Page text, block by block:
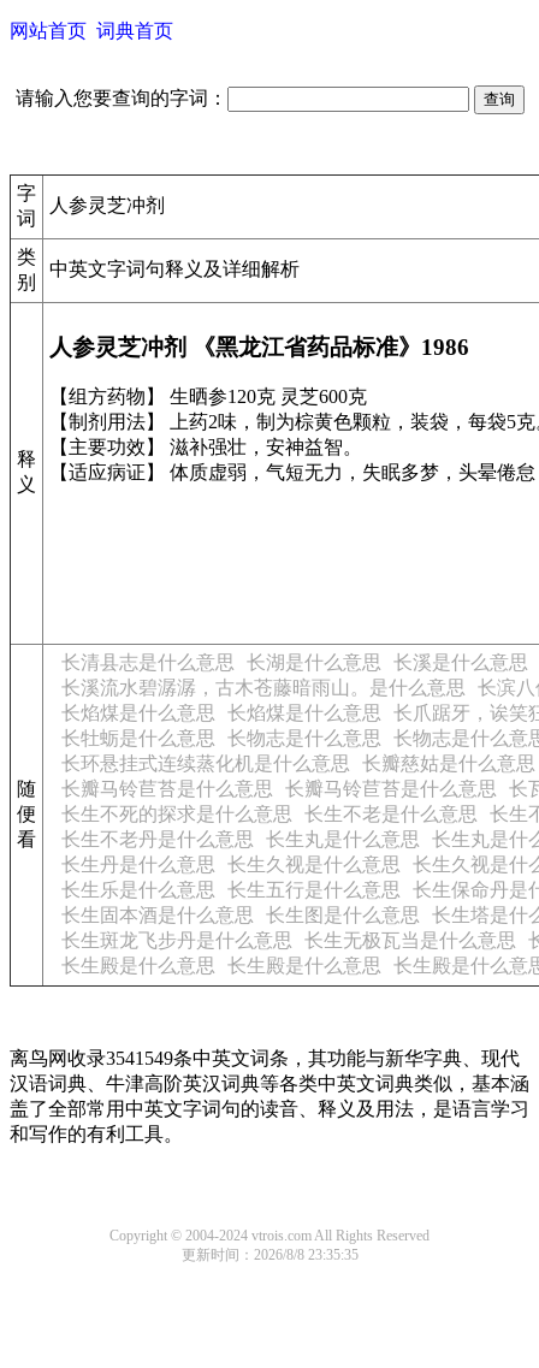
网站首页 词典首页
请输入您要查询的字词：
字
词
人参灵芝冲剂
类
别
中英文字词句释义及详细解析
释
义
人参灵芝冲剂 《黑龙江省药品标准》1986
【组方药物】 生晒参120克 灵芝600克
【制剂用法】 上药2味，制为棕黄色颗粒，装袋，每袋5
【主要功效】 滋补强壮，安神益智。
【适应病证】 体质虚弱，气短无力，失眠多梦，头晕倦
随
便
看
长清县志是什么意思 长湖是什么意思
长溪是什么意思
长溪流水碧潺潺，古木苍藤暗雨山。是什么意思
长滨
长焰煤是什么意思
长焰煤是什么意思
长爪踞牙，诶笑
长牡蛎是什么意思
长物志是什么意思
长物志是什么意
长环悬挂式连续蒸化机是什么意思
长瓣慈姑是什么意思
长瓣马铃苣苔是什么意思
长瓣马铃苣苔是什么意思
长
长生不死的探求是什么意思
长生不老是什么意思
长生
长生不老丹是什么意思
长生丸是什么意思
长生丸是什
长生丹是什么意思
长生久视是什么意思
长生久视是什
长生乐是什么意思
长生五行是什么意思
长生保命丹是
长生固本酒是什么意思
长生图是什么意思
长生塔是什
长生斑龙飞步丹是什么意思
长生无极瓦当是什么意思
长生殿是什么意思
长生殿是什么意思 长生殿是什么意
离鸟网收录3541549条中英文词条，其功能与新华字典、现代
汉语词典、牛津高阶英汉词典等各类中英文词典类似，基本涵
盖了全部常用中英文字词句的读音、释义及用法，是语言学习
和写作的有利工具。
Copyright © 2004-2024 vtrois.com All Rights Reserved
更新时间：2026/8/8 23:35:35